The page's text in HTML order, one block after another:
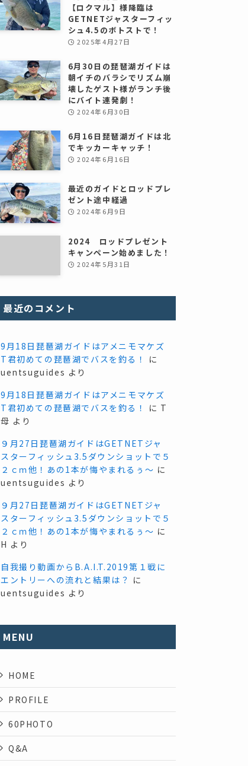
【ロクマル】様降臨は
GETNETジャスターフィッ
シュ4.5のボトストで！
2025年4月27日
6月30日の琵琶湖ガイドは
朝イチのバラシでリズム崩
壊したゲスト様がランチ後
にバイト連発劇！
2024年6月30日
6月16日琵琶湖ガイドは北
でキッカーキャッチ！
2024年6月16日
最近のガイドとロッドプレ
ゼント途中経過
2024年6月9日
2024 ロッドプレゼント
キャンペーン始めました！
2024年5月31日
最近のコメント
9月18日琵琶湖ガイドはアメニモマケズ
T君初めての琵琶湖でバスを釣る！
に
uentsuguides より
9月18日琵琶湖ガイドはアメニモマケズ
T君初めての琵琶湖でバスを釣る！
に T
母 より
９月27日琵琶湖ガイドはGETNETジャ
スターフィッシュ3.5ダウンショットで５
２ｃｍ他！あの1本が悔やまれるぅ～ に
uentsuguides より
９月27日琵琶湖ガイドはGETNETジャ
スターフィッシュ3.5ダウンショットで５
２ｃｍ他！あの1本が悔やまれるぅ～ に
H より
自我撮り動画からB.A.I.T.2019第１戦に
エントリーへの流れと結果は？ に
uentsuguides より
MENU
HOME
PROFILE
60PHOTO
Q&A